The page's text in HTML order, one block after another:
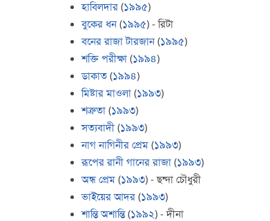
হাবিলদার (১৯৯৫)
বুকের ধন (১৯৯৫) - রিটা
বনের রাজা টারজান (১৯৯৫)
শক্তি পরীক্ষা (১৯৯৪)
ডাকাত (১৯৯৪)
মিষ্টার মাওলা (১৯৯৩)
শত্রুতা (১৯৯৩)
সত্যবাদী (১৯৯৩)
নাগ নাগিনীর প্রেম (১৯৯৩)
রূপের রানী গানের রাজা (১৯৯৩)
অন্ধ প্রেম (১৯৯৩) - ছন্দা চৌধুরী
ভাইয়ের আদর (১৯৯৩)
শান্তি অশান্তি(১৯৯২) - দীনা